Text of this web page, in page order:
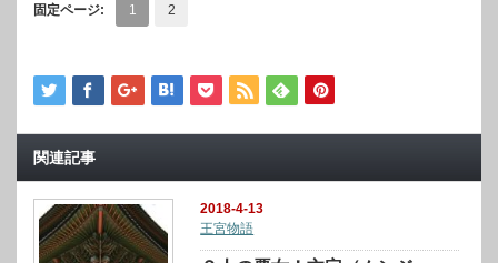
固定ページ: 1 2
関連記事
2018-4-13
王宮物語